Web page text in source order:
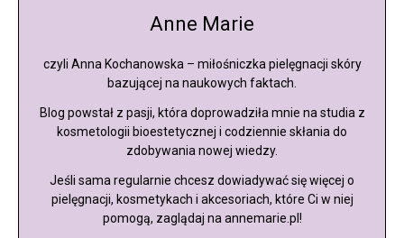
Anne Marie
czyli Anna Kochanowska – miłośniczka pielęgnacji skóry
bazującej na naukowych faktach.
Blog powstał z pasji, która doprowadziła mnie na studia z
kosmetologii bioestetycznej i codziennie skłania do
zdobywania nowej wiedzy.
Jeśli sama regularnie chcesz dowiadywać się więcej o
pielęgnacji, kosmetykach i akcesoriach, które Ci w niej
pomogą, zaglądaj na annemarie.pl!